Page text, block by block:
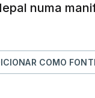
numa
COMO